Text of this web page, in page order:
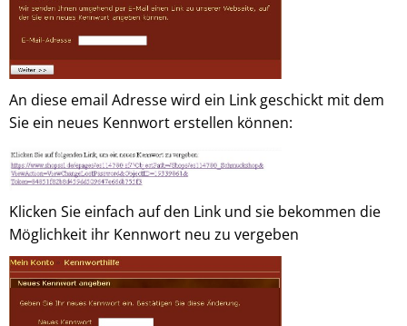
An diese email Adresse wird ein Link geschickt mit dem
Sie ein neues Kennwort erstellen können:
Klicken Sie einfach auf den Link und sie bekommen die
Möglichkeit ihr Kennwort neu zu vergeben